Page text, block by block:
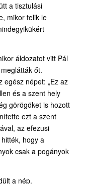
a tisztulási
mikor telik le
áldozatot vitt Pál
őt.
egész népet: „Ez az
és a szent hely
görögöket is hozott
ezt a szent
az efezusi
hogy a
csak a pogányok
a nép.